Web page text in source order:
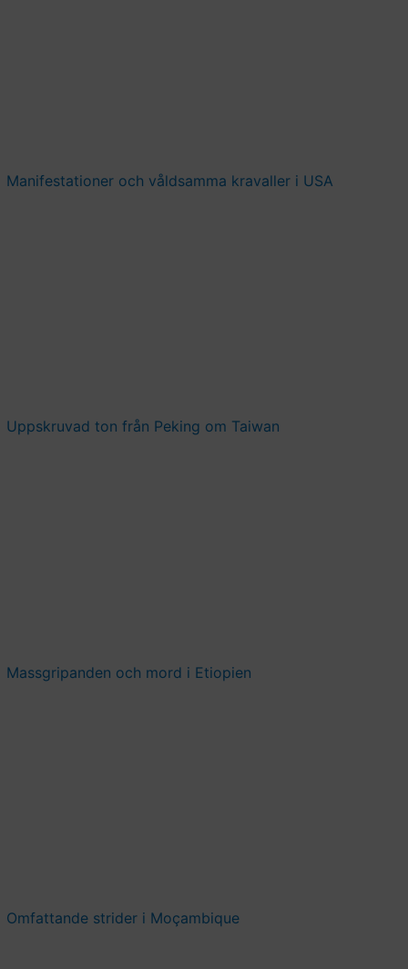
Manifestationer och våldsamma kravaller i USA
Uppskruvad ton från Peking om Taiwan
Massgripanden och mord i Etiopien
Omfattande strider i Moçambique